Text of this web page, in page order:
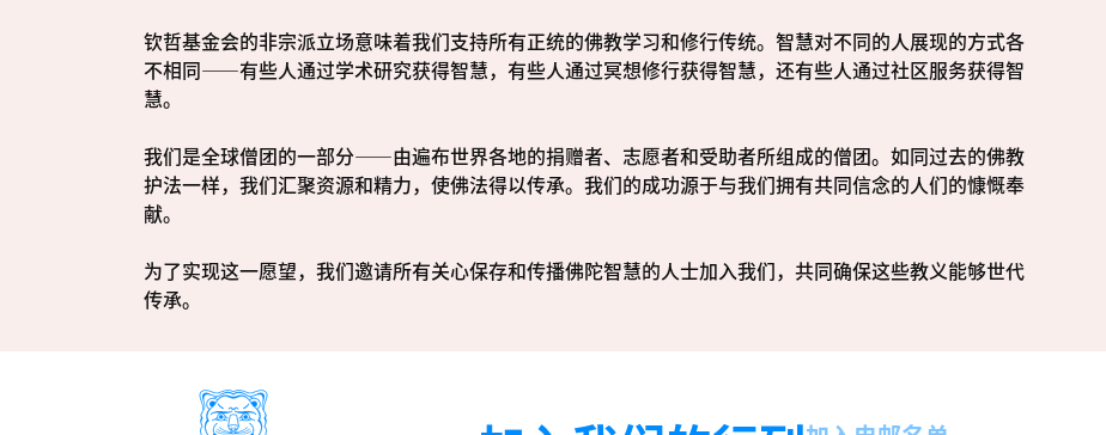
钦哲基金会的非宗派立场意味着我们支持所有正统的佛教学习和修行传统。智慧对不同的人展现的方式各
不相同——有些人通过学术研究获得智慧，有些人通过冥想修行获得智慧，还有些人通过社区服务获得智
慧。
我们是全球僧团的一部分——由遍布世界各地的捐赠者、志愿者和受助者所组成的僧团。如同过去的佛教
护法一样，我们汇聚资源和精力，使佛法得以传承。我们的成功源于与我们拥有共同信念的人们的慷慨奉
献。
为了实现这一愿望，我们邀请所有关心保存和传播佛陀智慧的人士加入我们，共同确保这些教义能够世代
传承。
名